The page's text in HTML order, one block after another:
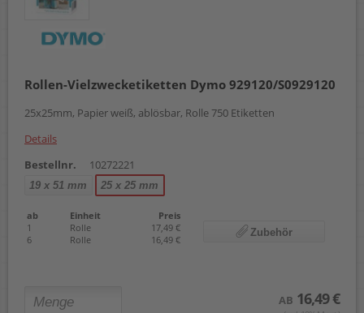
Rollen-Vielzwecketiketten Dymo 929120/S0929120
25x25mm, Papier weiß, ablösbar, Rolle 750 Etiketten
Details
Bestellnr.
10272221
19 x 51 mm 25 x 25 mm
ab Einheit
Preis
1
Rolle
17,49 €
6
Rolle 16,49 €
Zubehör
AB 16,49 €